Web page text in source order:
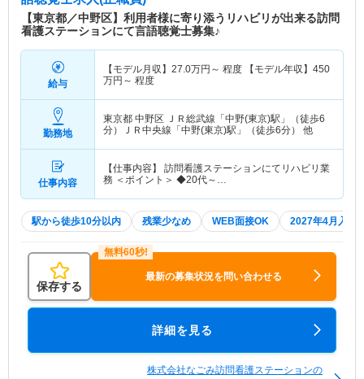
【東京都／中野区】利用者様に寄り添うリハビリが出来る訪問
看護ステーションにて言語聴覚士募集♪
給与
【モデル月収】 27.0万円～ 程度 【モデル年収】 450
万円～ 程度
勤務地
東京都 中野区 ＪＲ総武線「中野(東京)駅」（徒歩6
分）ＪＲ中央線「中野(東京)駅」（徒歩6分） 他
仕事内容
【仕事内容】 訪問看護ステーションにてリハビリ業
務 ＜ポイント＞ ◆20代～…
駅から徒歩10分以内 残業少なめ WEB面接OK 2027年4月入職
保存する
最新の募集状況を問い合わせる
詳細を見る
株式会社なごみ訪問看護ステーションの